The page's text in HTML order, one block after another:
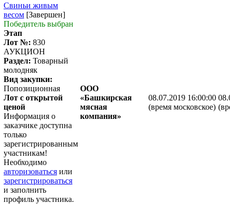
Свиньи живым
весом [Завершен]
Победитель выбран
Этап
Лот №: 830
АУКЦИОН
Раздел: Товарный
молодняк
Вид закупки:
Попозиционная
Лот с открытой
ценой
Информация о
заказчике доступна
только
зарегистрированным
участникам!
Необходимо
авторизоваться или
зарегистрироваться
и заполнить
профиль участника.
ООО
«Башкирская
мясная
компания»
08.07.2019 16:00:00
(время московское)